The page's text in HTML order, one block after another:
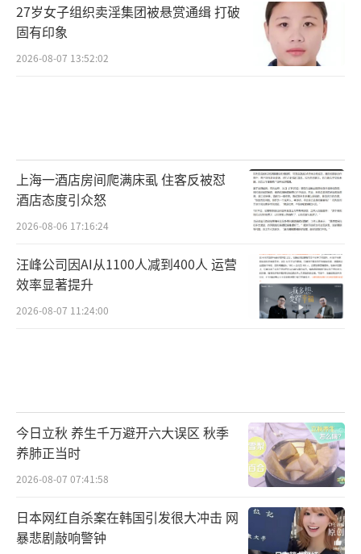
27岁女子组织卖淫集团被悬赏通缉 打破
固有印象
2026-08-07 13:52:02
上海一酒店房间爬满床虱 住客反被怼
酒店态度引众怒
2026-08-06 17:16:24
汪峰公司因AI从1100人减到400人 运营
效率显著提升
2026-08-07 11:24:00
今日立秋 养生千万避开六大误区 秋季
养肺正当时
2026-08-07 07:41:58
日本网红自杀案在韩国引发很大冲击 网
暴悲剧敲响警钟